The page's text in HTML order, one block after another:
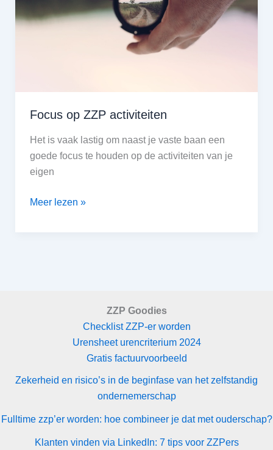
Focus op ZZP activiteiten
Het is vaak lastig om naast je vaste baan een
goede focus te houden op de activiteiten van je
eigen
Focus
Meer lezen »
ZZP Goodies
Checklist ZZP-er worden
Urensheet urencriterium 2024
Gratis factuurvoorbeeld
Zekerheid en risico’s in de beginfase van het zelfstandig
ondernemerschap
Fulltime zzp’er worden: hoe combineer je dat met ouderschap?
Klanten vinden via LinkedIn: 7 tips voor ZZPers